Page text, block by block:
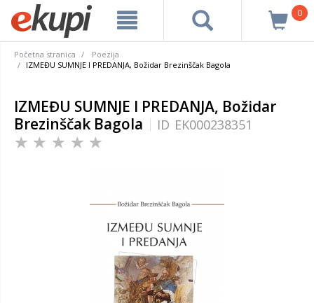
0
Početna stranica
Poezija
IZMEĐU SUMNJE I PREDANJA, Božidar Brezinščak Bagola
IZMEĐU SUMNJE I PREDANJA, Božidar
Brezinščak Bagola
ID EK000238351